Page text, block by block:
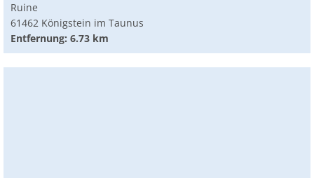
Ruine
61462 Königstein im Taunus
Entfernung: 6.73 km